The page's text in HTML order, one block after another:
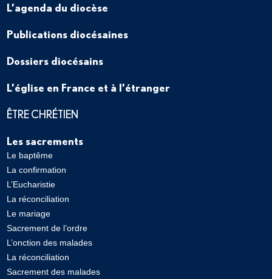
L’agenda du diocèse
Publications diocésaines
Dossiers diocésains
L’église en France et à l’étranger
ÊTRE CHRÉTIEN
Les sacrements
Le baptême
La confirmation
L’Eucharistie
La réconciliation
Le mariage
Sacrement de l’ordre
L’onction des malades
La réconciliation
Sacrement des malades